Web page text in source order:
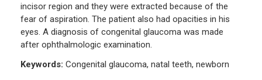
incisor region and they were extracted because of the
fear of aspiration. The patient also had opacities in his
eyes. A diagnosis of congenital glaucoma was made
after ophthalmologic examination.
Keywords: Congenital glaucoma, natal teeth, newborn